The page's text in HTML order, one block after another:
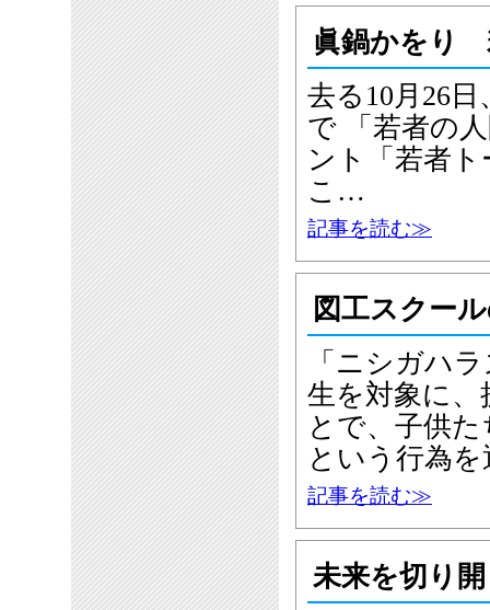
眞鍋かをり
去る10月26
で 「若者の
ント「若者
こ…
記事を読む≫
図工スクー
「ニシガハ
生を対象に
とで、子供
という行為
記事を読む≫
未来を切り